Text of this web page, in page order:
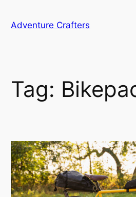
doAdventure Crafters
Tag: